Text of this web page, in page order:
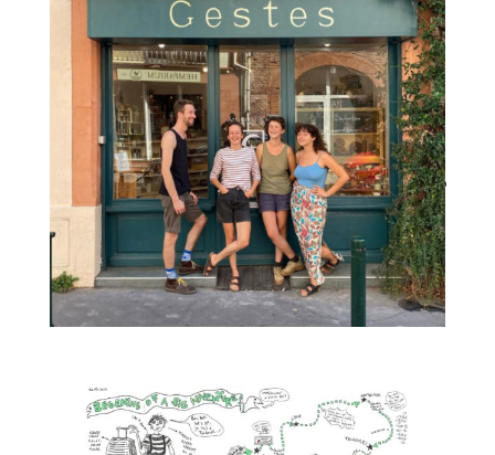
ville de
Toulouse, dans
lequel j’ai
réalisé un
stage.